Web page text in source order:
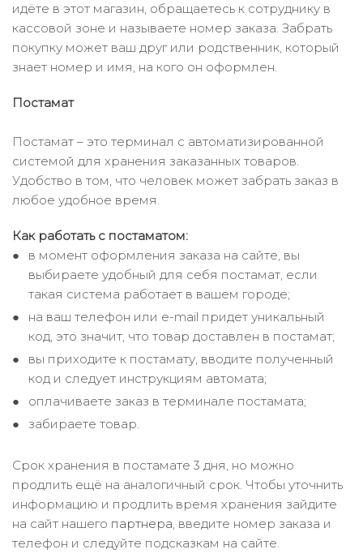
идёте в этот магазин, обращаетесь к сотруднику в
кассовой зоне и называете номер заказа. Забрать
покупку может ваш друг или родственник, который
знает номер и имя, на кого он оформлен.
Постамат
Постамат – это терминал с автоматизированной
системой для хранения заказанных товаров.
Удобство в том, что человек может забрать заказ в
любое удобное время.
Как работать с постаматом:
в момент оформления заказа на сайте, вы
выбираете удобный для себя постамат, если
такая система работает в вашем городе;
на ваш телефон или e-mail придет уникальный
код, это значит, что товар доставлен в постамат;
вы приходите к постамату, вводите полученный
код и следует инструкциям автомата;
оплачиваете заказ в терминале постамата;
забираете товар.
Срок хранения в постамате 3 дня, но можно
продлить ещё на аналогичный срок. Чтобы уточнить
информацию и продлить время хранения зайдите
на сайт нашего партнера, введите номер заказа и
телефон и следуйте подсказкам на сайте.